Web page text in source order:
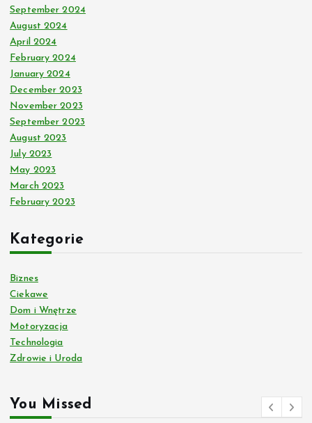
September 2024
August 2024
April 2024
February 2024
January 2024
December 2023
November 2023
September 2023
August 2023
July 2023
May 2023
March 2023
February 2023
Kategorie
Biznes
Ciekawe
Dom i Wnętrze
Motoryzacja
Technologia
Zdrowie i Uroda
You Missed